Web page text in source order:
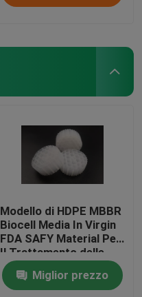
Modello di HDPE MBBR
Biocell Media In Virgin
FDA SAFY Material Per
Il Trattamento delle
Acque di Scarico
Miglior prezzo